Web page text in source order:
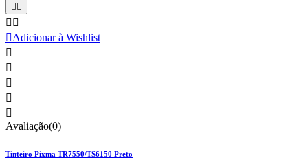

 
Adicionar à Wishlist





Avaliação(0)
Tinteiro Pixma TR7550/TS6150 Preto